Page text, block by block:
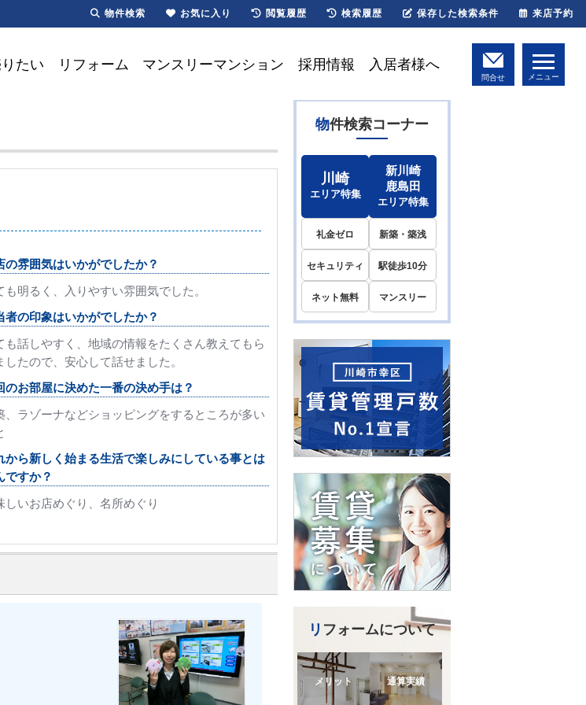
たい リフォーム マンスリーマンション 採用情報 入居者様へ
問合せ メニュー
の雰囲気はいかがでしたか？
も明るく、入りやすい雰囲気でした。
者の印象はいかがでしたか？
も話しやすく、地域の情報をたくさん教えてもら
したので、安心して話せました。
のお部屋に決めた一番の決め手は？
、ラゾーナなどショッピングをするところが多い
から新しく始まる生活で楽しみにしている事とは
ですか？
しいお店めぐり、名所めぐり
物件検索コーナー
川崎
エリア特集
新川崎
鹿島田
エリア特集
礼金ゼロ 新築・築浅
セキュリティ 駅徒歩10分
ネット無料 マンスリー
リフォームについて
メリット 通算実績
物件検索 お気に入り 閲覧履歴 検索履歴 保存した検索条件 来店予約